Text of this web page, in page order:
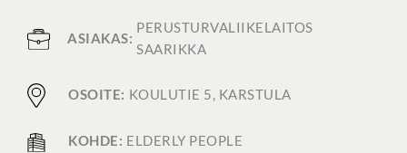
ASIAKAS:
PERUSTURVALIIKELAITOS
SAARIKKA
OSOITE: KOULUTIE 5, KARSTULA
KOHDE: ELDERLY PEOPLE